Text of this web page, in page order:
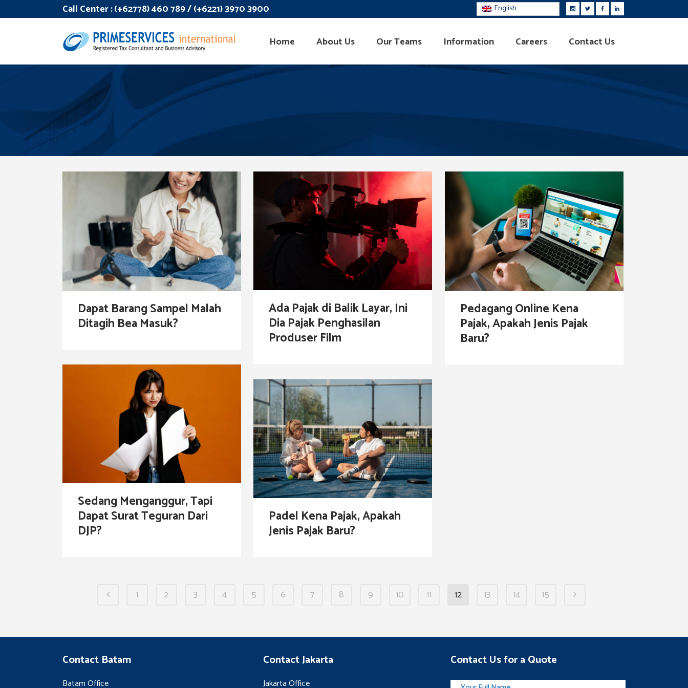
Call Center :(+62778) 460 789 / (+6221) 3970 3900 English
Home About Us Our Teams Information Careers Contact Us
Dapat Barang Sampel Malah
Ditagih Bea Masuk?
Ada Pajak di Balik Layar, Ini
Dia Pajak Penghasilan
Produser Film
Pedagang Online Kena
Pajak, Apakah Jenis Pajak
Baru?
Sedang Menganggur, Tapi
Dapat Surat Teguran Dari
DJP?
Padel Kena Pajak, Apakah
Jenis Pajak Baru?
1 2 3 4 5 6 7 8 9 10 11 12 13 14 15
Contact Batam
Batam Office
Contact Jakarta
Jakarta Office
Contact Us for a Quote